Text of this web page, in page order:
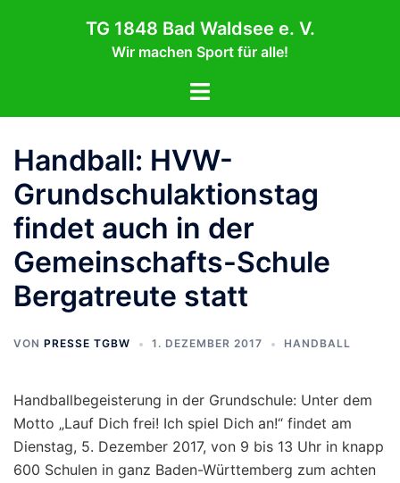
TG 1848 Bad Waldsee e. V.
Wir machen Sport für alle!
Menü
Handball: HVW-
Grundschulaktionstag
findet auch in der
Gemeinschafts-Schule
Bergatreute statt
VON PRESSE TGBW 1. DEZEMBER 2017 HANDBALL
Handballbegeisterung in der Grundschule: Unter dem
Motto „Lauf Dich frei! Ich spiel Dich an!“ findet am
Dienstag, 5. Dezember 2017, von 9 bis 13 Uhr in knapp
600 Schulen in ganz Baden-Württemberg zum achten